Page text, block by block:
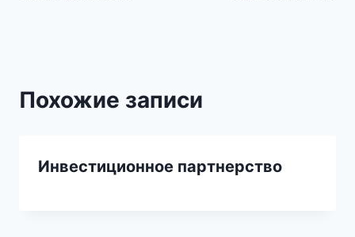
Похожие записи
Инвестиционное партнерство